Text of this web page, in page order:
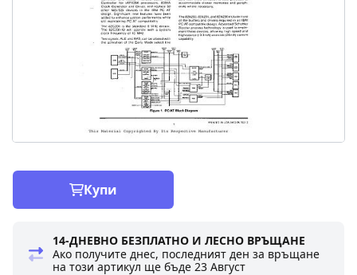
Купи
14-ДНЕВНО БЕЗПЛАТНО И ЛЕСНО ВРЪЩАНЕ
Ако получите днес, последният ден за връщане
на този артикул ще бъде23 Август